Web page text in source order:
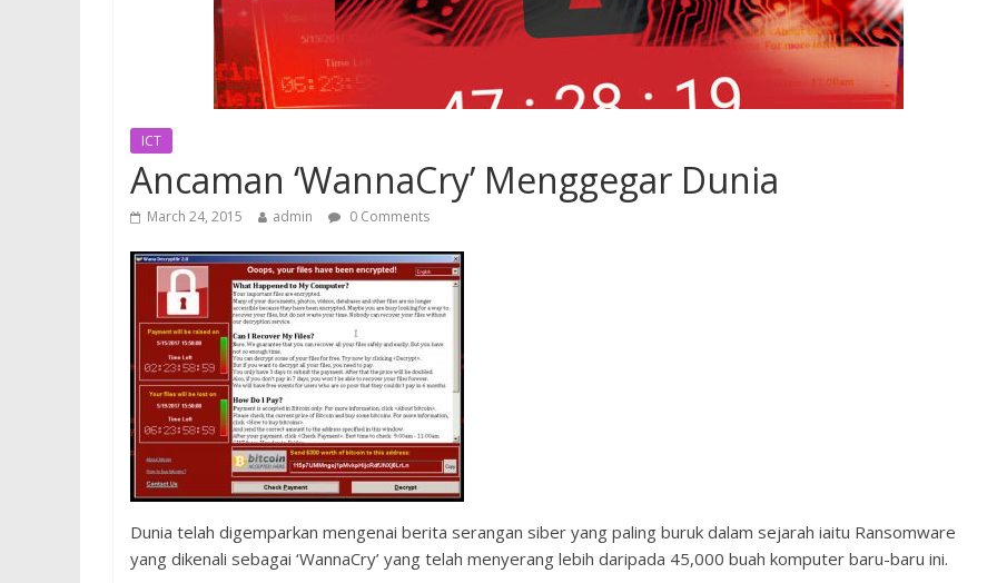
ICT
Ancaman ‘WannaCry’ Menggegar Dunia
March 24, 2015 admin 0 Comments
Dunia telah digemparkan mengenai berita serangan siber yang paling buruk dalam sejarah iaitu Ransomware
yang dikenali sebagai ‘WannaCry’ yang telah menyerang lebih daripada 45,000 buah komputer baru-baru ini.